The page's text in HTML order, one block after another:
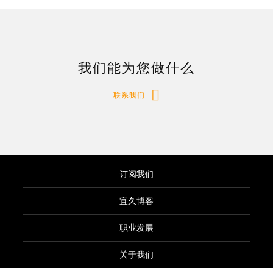
我们能为您做什么
联系我们
订阅我们
宜久博客
职业发展
关于我们